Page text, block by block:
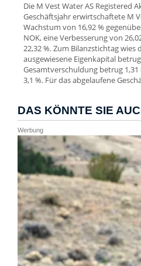
Die M Vest Water AS Registered
Geschäftsjahr erwirtschaftete M
Wachstum von 16,92 %
NOK, eine Verbesserung von
22,32 %. Zum Bilanzstichtag
ausgewiesene Eigenkapital
Gesamtverschuldung betrug
3,1 %. Für das abgelaufene